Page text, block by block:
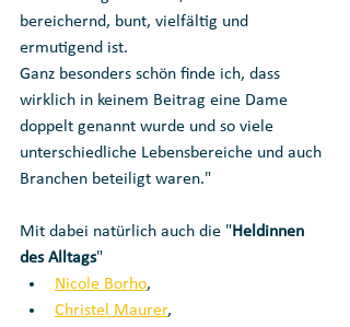
bereichernd, bunt, vielfältig und
ermutigend ist.
Ganz besonders schön finde ich, dass
wirklich in keinem Beitrag eine Dame
doppelt genannt wurde und so viele
unterschiedliche Lebensbereiche und auch
Branchen beteiligt waren."
Mit dabei natürlich auch die "Heldinnen
des Alltags"
Nicole Borho,
Christel Maurer,